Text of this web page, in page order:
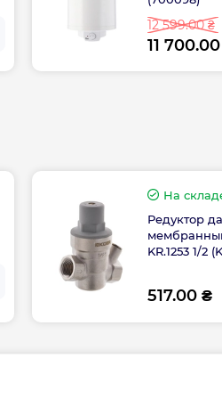
Размер
Смешанная вода
Тип нагрева
Толщина бака
12 599.00 ₴
11
На
Редуктор
KR.1253 1/2
517.00 ₴